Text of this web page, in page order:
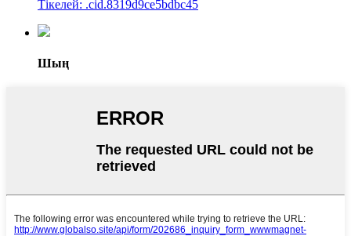
Тікелей: .cid.8319d9ce5bdbc45
Шың